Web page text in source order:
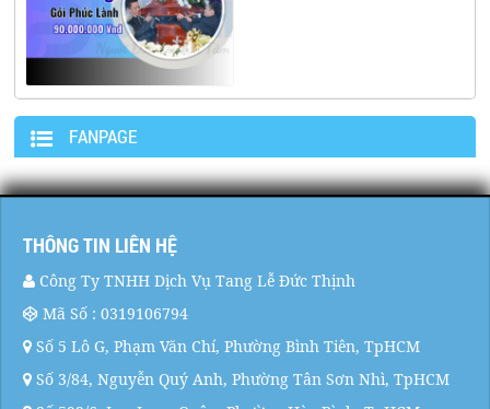
FANPAGE
THÔNG TIN LIÊN HỆ
Công Ty TNHH Dịch Vụ Tang Lễ Đức Thịnh
Mã Số : 0319106794
Số 5 Lô G, Phạm Văn Chí, Phường Bình Tiên, TpHCM
Số 3/84, Nguyễn Quý Anh, Phường Tân Sơn Nhì, TpHCM